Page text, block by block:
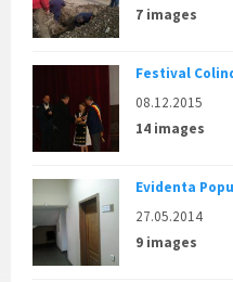
7 images
Festival
08.12.2015
14 images
Evidenta
27.05.2014
9 images